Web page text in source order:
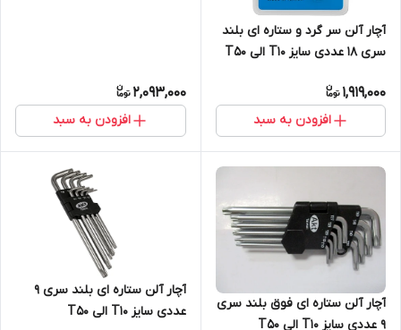
آچار آلن سر گرد و ستاره ای بلند
سری 18 عددی سایز T10 الی T50
1,919,000
افزودن به سبد
2,093,000
افزودن به سبد
آچار آلن ستاره ای فوق بلند سری
9 عددی سایز T10 الی T50
آچار آلن ستاره ای بلند سری 9
عددی سایز T10 الی T50